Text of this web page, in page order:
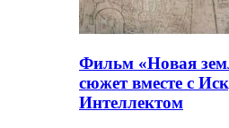
Фильм «Новая
сюжет вместе с
Интеллектом